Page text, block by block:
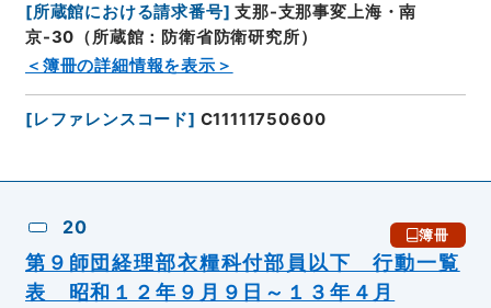
[所蔵館における請求番号] 支那-支那事変上海・南
京-30（所蔵館：防衛省防衛研究所）
＜簿冊の詳細情報を表示＞
[レファレンスコード] C11111750600
20 簿冊
第９師団経理部衣糧科付部員以下 行動一覧
表 昭和１２年９月９日～１３年４月